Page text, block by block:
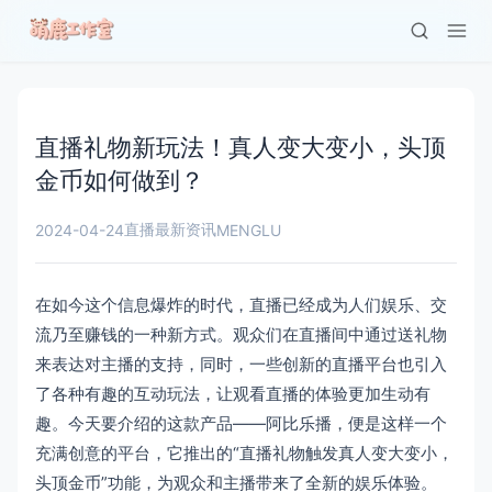
直播礼物新玩法！真人变大变小，头顶
金币如何做到？
2024-04-24直播最新资讯MENGLU
在如今这个信息爆炸的时代，直播已经成为人们娱乐、交
流乃至赚钱的一种新方式。观众们在直播间中通过送礼物
来表达对主播的支持，同时，一些创新的直播平台也引入
了各种有趣的互动玩法，让观看直播的体验更加生动有
趣。今天要介绍的这款产品——阿比乐播，便是这样一个
充满创意的平台，它推出的“直播礼物触发真人变大变小，
头顶金币”功能，为观众和主播带来了全新的娱乐体验。